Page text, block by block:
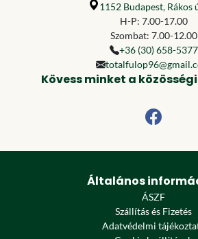
1152 Budapest, Rákos
H-P: 7.00-17.00
Szombat: 7.00-12.00
+36 (30) 658-5377
Kövess minket a
Általános
ÁSZF
Szállítás és Fizetés
Adatvédelmi